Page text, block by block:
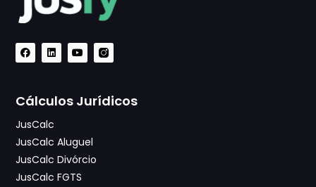
Cálculos Jurídicos
JusCalc
JusCalc Aluguel
JusCalc Divórcio
JusCalc FGTS